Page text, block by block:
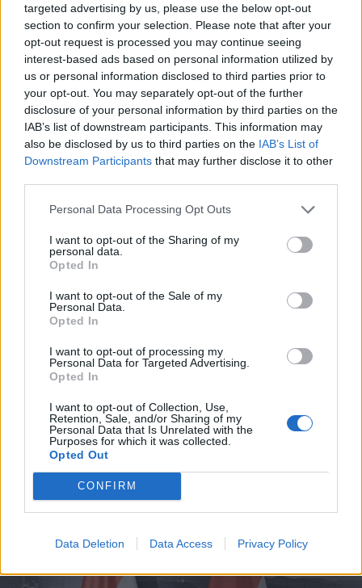
targeted advertising by us, please use the below opt-out
section to confirm your selection. Please note that after your
opt-out request is processed you may continue seeing
interest-based ads based on personal information utilized by
us or personal information disclosed to third parties prior to
your opt-out. You may separately opt-out of the further
disclosure of your personal information by third parties on the
IAB’s list of downstream participants. This information may
also be disclosed by us to third parties on the IAB’s List of
Downstream Participants that may further disclose it to other
Personal Data Processing Opt Outs
I want to opt-out of the Sharing of my
personal data.
Opted In
I want to opt-out of the Sale of my
Personal Data.
Opted In
I want to opt-out of processing my
Personal Data for Targeted Advertising.
Opted In
I want to opt-out of Collection, Use,
Retention, Sale, and/or Sharing of my
Personal Data that Is Unrelated with the
Purposes for which it was collected.
Opted Out
CONFIRM
Data Deletion Data Access Privacy Policy
2026. augusztus 08., szombat
Vaddisznó szaladt le a budapesti
metróba, felszállt az egyik kocsira,
majd kilőtték – videóval
2026. augusztus 08., szombat
Hétvégén is folytatódik a gázolaj
árának csökkenése